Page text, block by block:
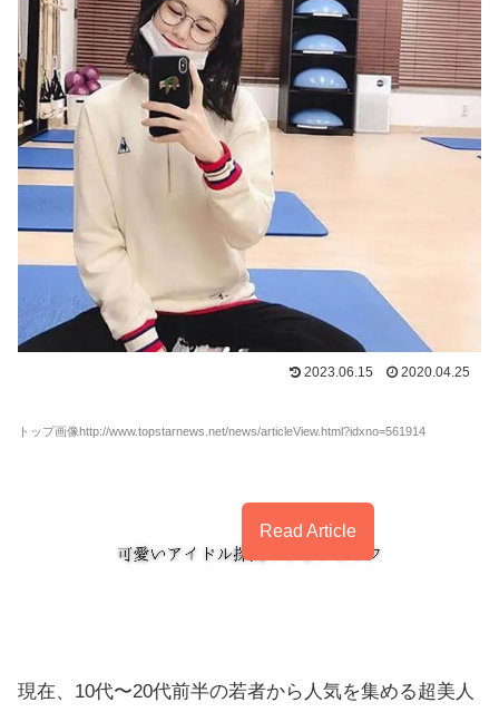
2023.06.15 2020.04.25
トップ画像http://www.topstarnews.net/news/articleView.html?idxno=561914
Read Article
現在、10代〜20代前半の若者から人気を集める超美人